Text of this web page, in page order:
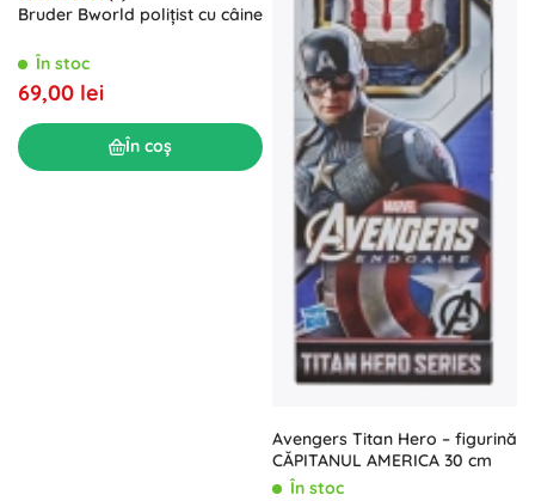
Bruder Bworld polițist cu câine
În stoc
69,00 lei
În coș
Avengers Titan Hero – figurină
CĂPITANUL AMERICA 30 cm
În stoc